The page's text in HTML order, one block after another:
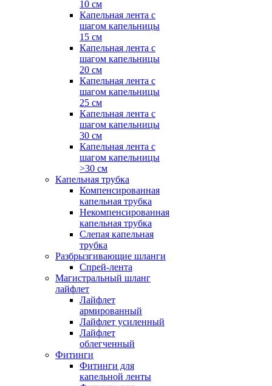
10 см
Капельная лента с
шагом капельницы
15 см
Капельная лента с
шагом капельницы
20 см
Капельная лента с
шагом капельницы
25 см
Капельная лента с
шагом капельницы
30 см
Капельная лента с
шагом капельницы
>30 см
Капельная трубка
Компенсированная
капельная трубка
Некомпенсированная
капельная трубка
Слепая капельная
трубка
Разбрызгивающие шланги
Спрей-лента
Магистральный шланг
лайфлет
Лайфлет
армированный
Лайфлет усиленный
Лайфлет
облегченный
Фитинги
Фитинги для
капельной ленты